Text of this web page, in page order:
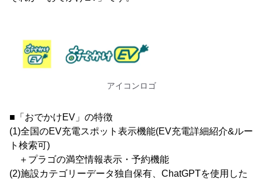
アイコンロゴ
■「おでかけEV」の特徴
(1)全国のEV充電スポット表示機能(EV充電詳細紹介&ルー
ト検索可)
＋プラゴの満空情報表示・予約機能
(2)施設カテゴリーデータ独自保有、ChatGPTを使用した